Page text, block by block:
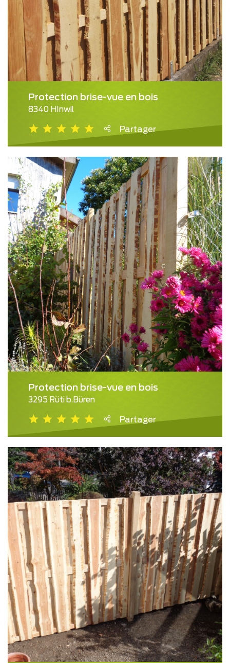
Protection brise-vue en bois
8340 HInwil
Partager
Protection brise-vue en bois
3295 Rüti b.Büren
Partager